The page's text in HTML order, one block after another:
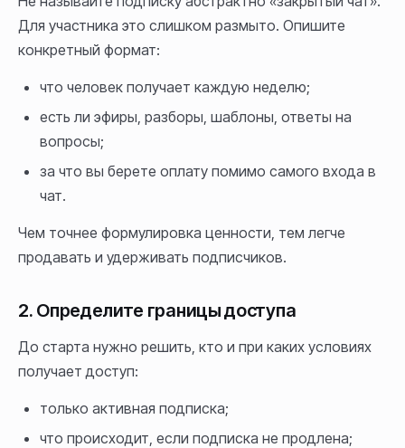
Для участника это слишком размыто. Опишите
конкретный формат:
что человек получает каждую неделю;
есть ли эфиры, разборы, шаблоны, ответы на
вопросы;
за что вы берете оплату помимо самого входа в
чат.
Чем точнее формулировка ценности, тем легче
продавать и удерживать подписчиков.
2. Определите границы доступа
До старта нужно решить, кто и при каких условиях
получает доступ:
только активная подписка;
что происходит, если подписка не продлена;